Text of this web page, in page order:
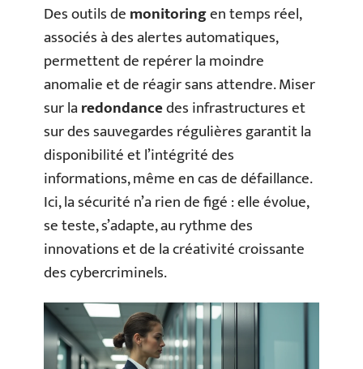
Des outils demonitoringen temps réel,
associés à des alertes automatiques,
permettent de repérer la moindre
anomalie et de réagir sans attendre. Miser
sur laredondancedes infrastructures et
sur des sauvegardes régulières garantit la
disponibilité et l’intégrité des
informations, même en cas de défaillance.
Ici, la sécurité n’a rien de figé : elle évolue,
se teste, s’adapte, au rythme des
innovations et de la créativité croissante
des cybercriminels.